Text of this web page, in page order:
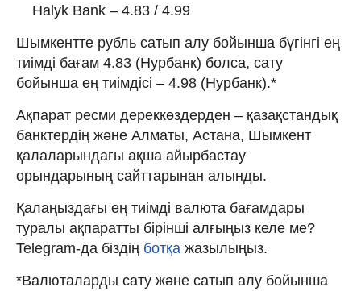
Halyk Bank – 4.83 / 4.99
Шымкентте рубль сатып алу бойынша бүгінгі ең
тиімді бағам 4.83 (Нурбанк) болса, сату
бойынша ең тиімдісі – 4.98 (Нурбанк).*
Ақпарат ресми дереккөздерден – қазақстандық
банктердің және Алматы, Астана, Шымкент
қалаларындағы ақша айырбастау
орындарының сайттарынан алынды.
Қалаңыздағы ең тиімді валюта бағамдары
туралы ақпаратты бірінші алғыңыз келе ме?
Telegram-да біздің ботқа жазылыңыз.
*Валюталарды сату және сатып алу бойынша